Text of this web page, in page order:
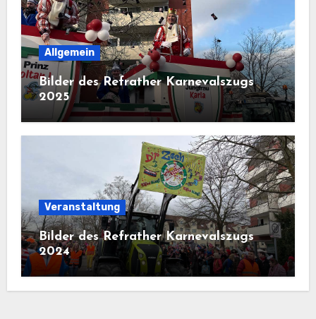
Allgemein
Bilder des Refrather Karnevalszugs
2025
Veranstaltung
Bilder des Refrather Karnevalszugs
2024